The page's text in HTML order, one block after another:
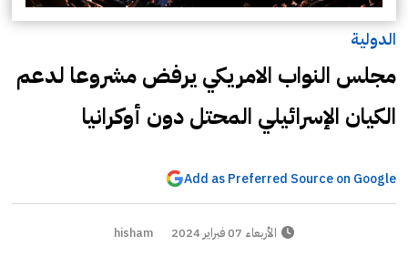
الدولية
مجلس النواب الامريكي يرفض مشروعا لدعم
الكيان الإسرائيلي المحتل دون أوكرانيا
Add as Preferred Source on Google
الأربعاء 07 فبراير 2024 hisham